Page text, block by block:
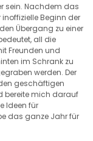
sein. Nachdem das
Beginn der
Übergang zu einer
all die
Freunden und
im Schrank zu
werden. Der
geschäftigen
bereite mich darauf
Ideen für
das ganze Jahr für